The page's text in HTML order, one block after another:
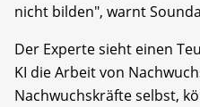
nicht bilden", warnt
Der Experte sieht einen
KI die Arbeit von
Nachwuchskräfte selbst,